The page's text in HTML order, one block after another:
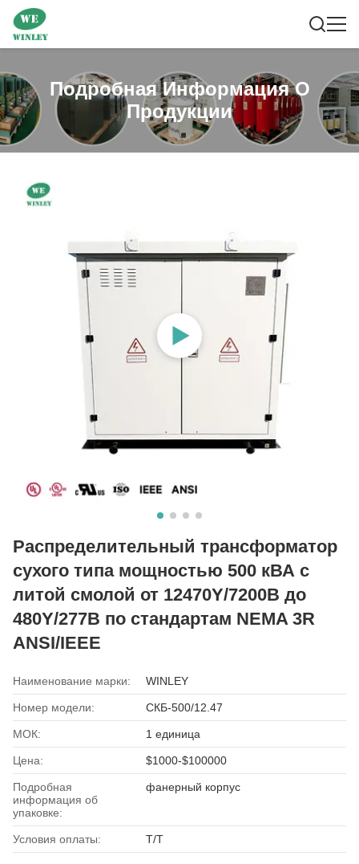
Подробная Информация О
Продукции
Распределительный трансформатор
сухого типа мощностью 500 кВА с
литой смолой от 12470Y/7200В до
480Y/277В по стандартам NEMA 3R
ANSI/IEEE
Наименование марки: WINLEY
Номер модели: СКБ-500/12.47
МОК: 1 единица
Цена: $1000-$100000
Подробная
информация об
упаковке:
фанерный корпус
Условия оплаты: Т/Т